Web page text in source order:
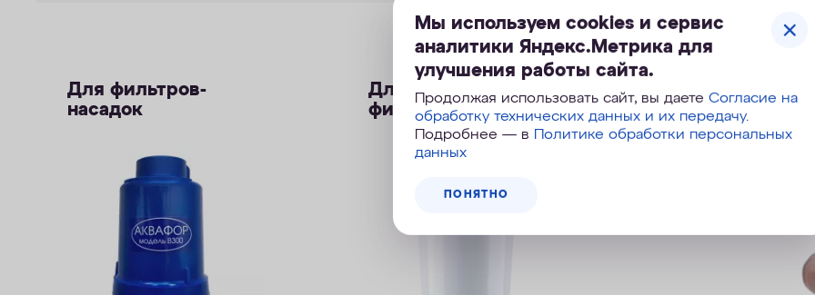
Для фильтров-
насадок
Для кувшинов и смарт-
фильтров
Мы используем cookies и сервис
аналитики Яндекс.Метрика для
улучшения работы сайта.
Продолжая использовать сайт, вы даете Согласие на
обработку технических данных и их передачу.
Подробнее — в
Политике обработки персональных
данных
ПОНЯТНО